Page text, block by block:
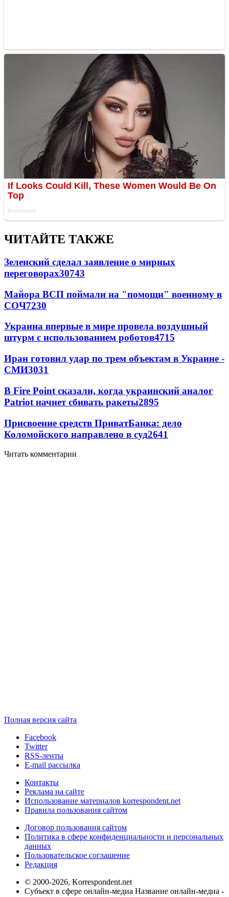
ЧИТАЙТЕ ТАКЖЕ
Зеленский сделал заявление о мирных
переговорах30743
Майора ВСП поймали на "помощи" военному в
СОЧ7230
Украина впервые в мире провела воздушный
штурм с использованием роботов4715
Иран готовил удар по трем объектам в Украине -
СМИ3031
В Fire Point сказали, когда украинский аналог
Patriot начнет сбивать ракеты2895
Присвоение средств ПриватБанка: дело
Коломойского направлено в суд2641
Читать комментарии
Полная версия сайта
Facebook
Twitter
RSS-ленты
E-mail рассылка
Контакты
Реклама на сайте
Использование материалов korrespondent.net
Правила пользования сайтом
Договор пользования сайтом
Политика в сфере конфиденциальности и персональных
данных
Пользовательское соглашение
Редакция
© 2000-2026, Korrespondent.net
Субъект в сфере онлайн-медиа Название онлайн-медиа -